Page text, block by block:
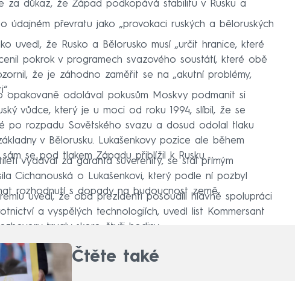
za důkaz, že Západ podkopává stabilitu v Rusku a
údajném převratu jako „provokaci ruských a běloruských
uvedl, že Rusko a Bělorusko musí „určit hranice, které
pokrok v programech svazového soustátí, které obě
že je záhodno zaměřit se na „akutní problémy,
opakovaně odolával pokusům Moskvy podmanit si
vůdce, který je u moci od roku 1994, slíbil, že se
po rozpadu Sovětského svazu a dosud odolal tlaku
v Bělorusku. Lukašenkovy pozice ale během
se pod tlakem Západu přiblížil k Rusku.
vydával za garanta suverenity, se stal přímým
Cichanouská o Lukašenkovi, který podle ní pozbyl
rozhodnutí s dopady na budoucnost země.
uvedl, že oba prezidenti posoudili hlavně spolupráci
a vyspělých technologiích, uvedl list Kommersant
trvaly skoro čtyři hodiny.
Čtěte také